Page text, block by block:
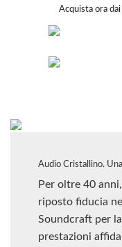
Acquista ora
Audio Cristallino.
Per oltre 40
riposto fiducia
Soundcraft per
prestazioni